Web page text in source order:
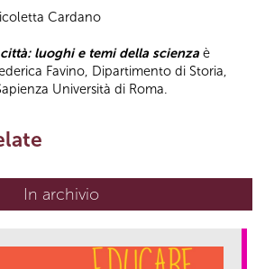
Cardano
luoghi e temi della scienza è
Favino, Dipartimento di Storia,
Università di Roma.
In archivio